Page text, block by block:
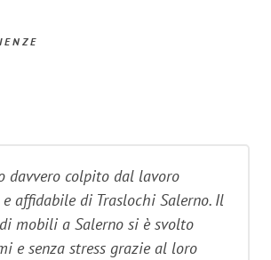
davvero colpito dal lavoro
affidabile di Traslochi Salerno. Il
mobili a Salerno si è svolto
e senza stress grazie al loro